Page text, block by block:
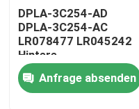
Werksbesichtigung
Qualitätskontrolle
Kontaktiere uns
DPLA-3C254-AD
DPLA-3C254-AC
LR078477 LR045242
Hintere
Frontuntersteuerung
für Range Rover Land
Rover
Anfrage absenden